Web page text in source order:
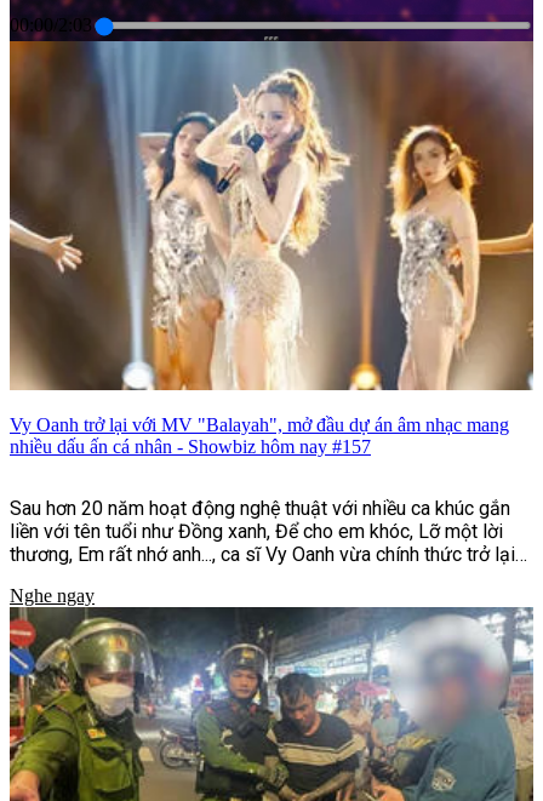
00:00/2:03
Vy Oanh trở lại với MV "Balayah", mở đầu dự án âm nhạc mang
nhiều dấu ấn cá nhân - Showbiz hôm nay #157
Sau hơn 20 năm hoạt động nghệ thuật với nhiều ca khúc gắn
liền với tên tuổi như Đồng xanh, Để cho em khóc, Lỡ một lời
thương, Em rất nhớ anh..., ca sĩ Vy Oanh vừa chính thức trở lại
"Hai Bản Thể | UNFOLDED", đồng thời đánh dấu bước chuyển
mình rõ nét về hình ảnh, phong cách âm nhạc và định hướng
sáng tạo của nữ ca sĩ sau nhiều năm gắn bó với dòng nhạc
ballad.
Nghe ngay